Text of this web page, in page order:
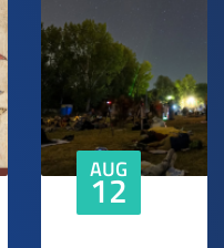
AUG
12